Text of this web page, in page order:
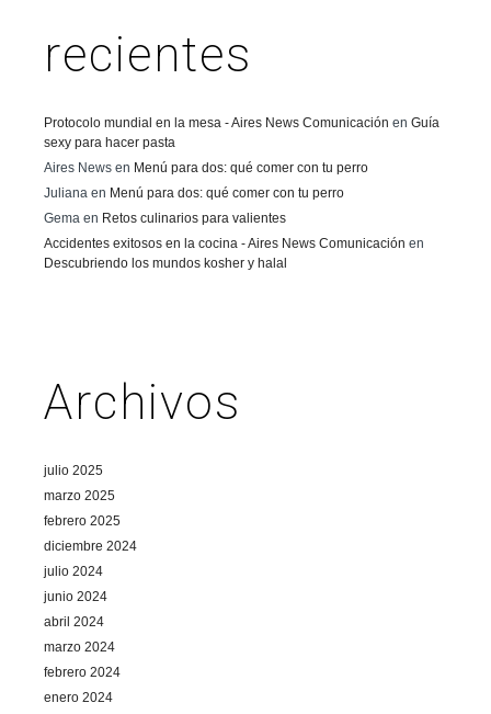
recientes
Protocolo mundial en la mesa - Aires News Comunicación en Guía
sexy para hacer pasta
Aires News en Menú para dos: qué comer con tu perro
Juliana en Menú para dos: qué comer con tu perro
Gema en Retos culinarios para valientes
Accidentes exitosos en la cocina - Aires News Comunicación en
Descubriendo los mundos kosher y halal
Archivos
julio 2025
marzo 2025
febrero 2025
diciembre 2024
julio 2024
junio 2024
abril 2024
marzo 2024
febrero 2024
enero 2024